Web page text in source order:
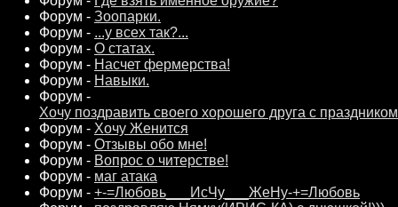
Форум - Зоопарки.
Форум - ...у всех так?...
Форум - О статах.
Форум - Насчет фермерства!
Форум - Навыки.
Форум -
Хочу поздравить своего хорошего друга с
Форум - Хочу Женится
Форум - Отзывы обо мне!
Форум - Вопрос о читерстве!
Форум - маг атака
Форум - +-=Любовь___ИсЧу___ЖеНу-+=Любовь